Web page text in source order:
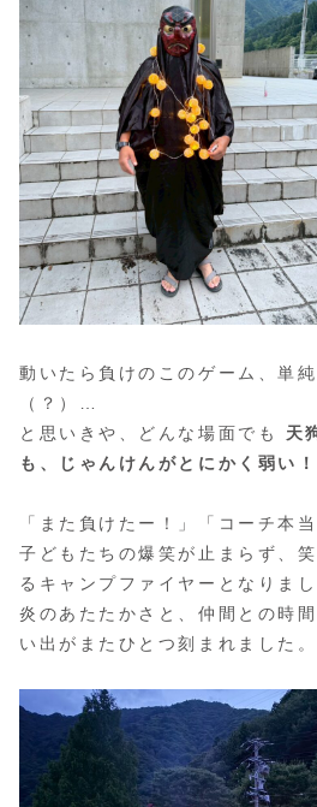
動いたら負けのこのゲーム、単
（？）…
と思いきや、どんな場面でも 天
も、じゃんけんがとにかく弱い！
「また負けたー！」「コーチ本
子どもたちの爆笑が止まらず、
るキャンプファイヤーとなりまし
炎のあたたかさと、仲間との時
い出がまたひとつ刻まれました。